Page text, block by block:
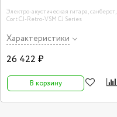
Электро-акустическая гитара, санберст,
Cort CJ-Retro-VSM CJ Series
Характеристики
26 422 ₽
В корзину